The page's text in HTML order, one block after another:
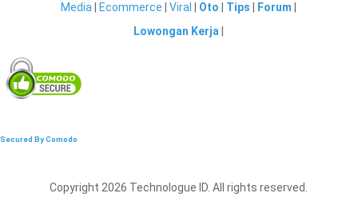
Media
Ecommerce |Viral Oto Tips Forum
Lowongan Kerja
Secured By Comodo
Copyright 2026 Technologue ID. All rights reserved.